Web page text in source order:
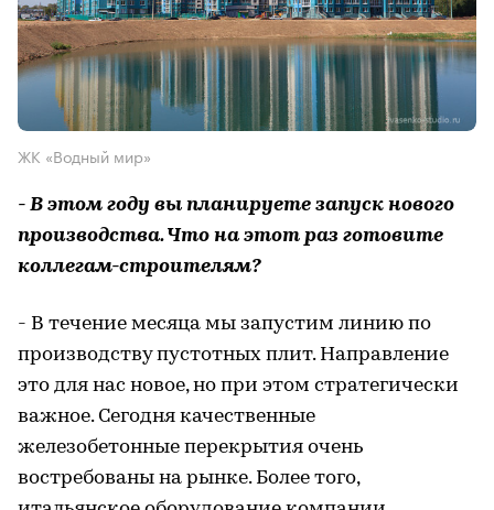
ЖК «Водный мир»
- В этом году вы планируете запуск нового
производства. Что на этот раз готовите
коллегам-строителям?
- В течение месяца мы запустим линию по
производству пустотных плит. Направление
это для нас новое, но при этом стратегически
важное. Сегодня качественные
железобетонные перекрытия очень
востребованы на рынке. Более того,